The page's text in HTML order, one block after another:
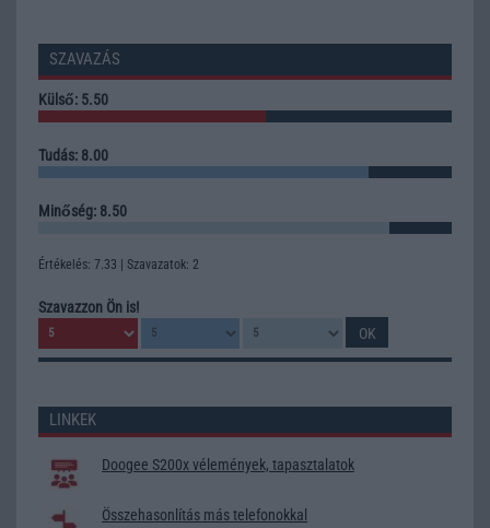
SZAVAZÁS
Külső: 5.50
Tudás: 8.00
Minőség: 8.50
Értékelés: 7.33 | Szavazatok: 2
Szavazzon Ön is!
LINKEK
Doogee S200x vélemények, tapasztalatok
Összehasonlítás más telefonokkal